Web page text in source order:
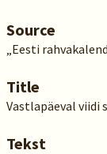
Source
„Eesti
Title
Vastlapäeval viidi
Tekst